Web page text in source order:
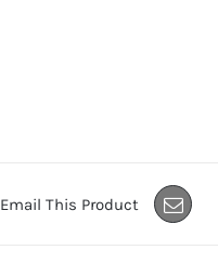
Email This Product